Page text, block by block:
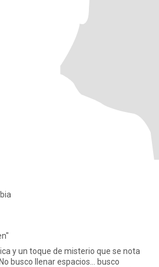
y un toque de misterio que se nota
busco llenar espacios… busco